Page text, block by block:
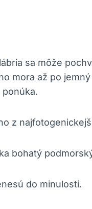
sa ⁢môže
mora až ‌po
z
bohatý
do minulosti.